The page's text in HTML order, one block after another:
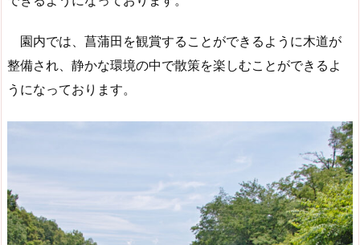
園内では、菖蒲田を観賞することができるように木道が
整備され、静かな環境の中で散策を楽しむことができるよ
うになっております。